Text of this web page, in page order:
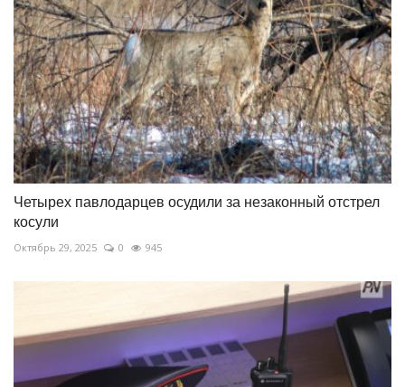
Четырех павлодарцев осудили за незаконный отстрел
косули
Октябрь 29, 2025 0 945